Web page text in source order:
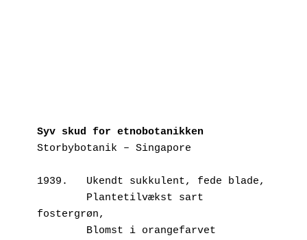
Syv skud for etnobotanikken
Storbybotanik – Singapore
1939.	Ukendt sukkulent, fede blade,
fostergrøn,